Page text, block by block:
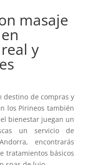
masaje
y
destino de compras y
los Pirineos también
bienestar juegan un
un servicio de
encontrarás
tratamientos básicos